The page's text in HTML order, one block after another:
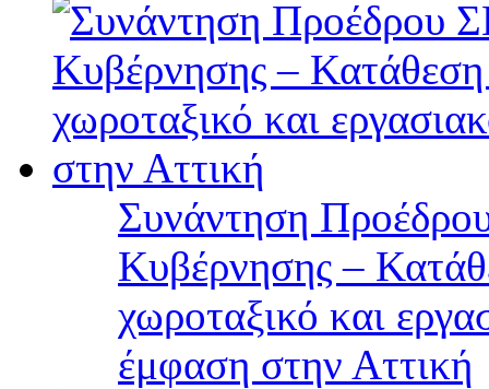
Συνάντηση
Κυβέρνησης –
χωροταξικό και
έμφαση στην Αττική